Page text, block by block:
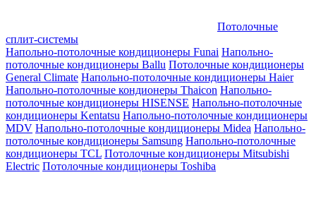
Потолочные
сплит-системы
Напольно-потолочные кондиционеры Funai Напольно-
потолочные кондиционеры Ballu Потолочные кондиционеры
General Climate Напольно-потолочные кондиционеры Haier
Напольно-потолочные кондионеры Thaicon Напольно-
потолочные кондиционеры HISENSE Напольно-потолочные
кондиционеры Kentatsu Напольно-потолочные кондиционеры
MDV Напольно-потолочные кондиционеры Midea Напольно-
потолочные кондиционеры Samsung Напольно-потолочные
кондиционеры TCL Потолочные кондиционеры Mitsubishi
Electric Потолочные кондиционеры Toshiba